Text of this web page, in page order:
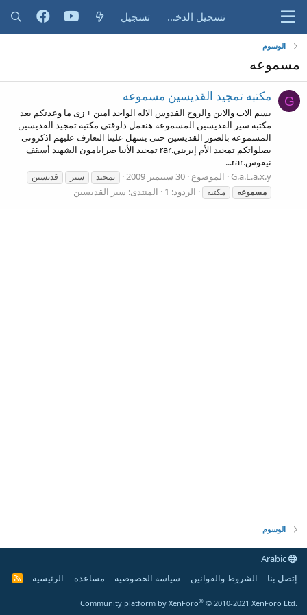
تسجيل الدخول تسجيل
الوسوم
مسموعه
G مكتبه تمجيد القديسين مسموعه
بسم الاب والابن والروح القدوس الاله الواحد امين + زى ما وعدتكم بعد
مكتبه سير القديسين المسموعه هنعمل دلوقتى مكتبه تمجيد القديسين
المسموعه بالصور القديسين حتى يسهل علينا التعارف عليهم اذكرونى
بصلواتكم تمجيد الأم إيريني.rar تمجيد الأنبا صرابامون الشهيد أسقف
نيقوس.rar...
G.a.L.a.x.y
الموضوع 30 سبتمبر 2009 تمجيد سير
قديسين
مسموعه
مكتبه الردود: 1 المنتدى: سير القديسين
الوسوم
إتصل بنا
الشروط والقوانين سياسة الخصوصية مساعدة الرئيسية
R
Community platform by XenForo® © 2010-2021 XenForo Ltd.